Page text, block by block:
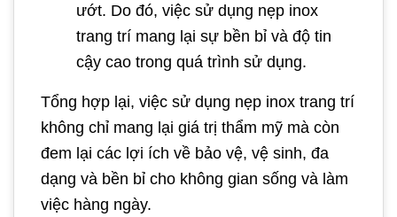
ướt. Do đó, việc sử dụng nẹp inox
trang trí mang lại sự bền bỉ và độ tin
cậy cao trong quá trình sử dụng.
Tổng hợp lại, việc sử dụng nẹp inox trang trí
không chỉ mang lại giá trị thẩm mỹ mà còn
đem lại các lợi ích về bảo vệ, vệ sinh, đa
dạng và bền bỉ cho không gian sống và làm
việc hàng ngày.